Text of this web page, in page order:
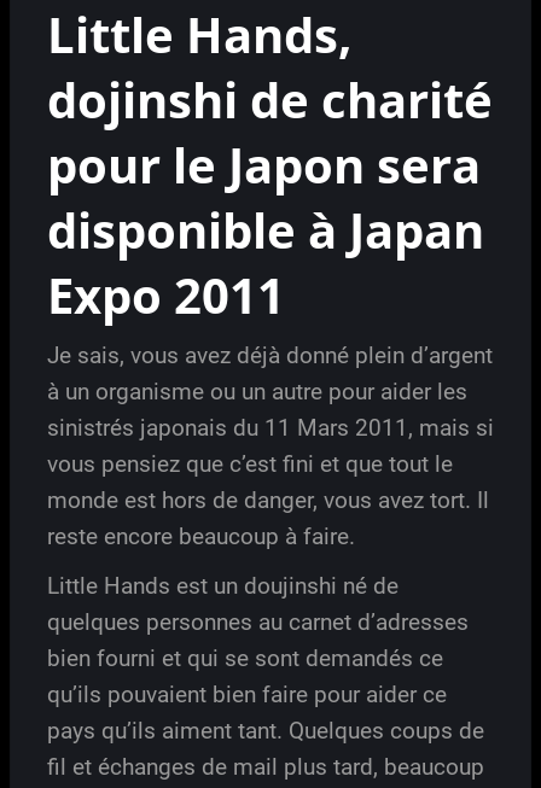
Little Hands,
dojinshi de charité
pour le Japon sera
disponible à Japan
Expo 2011
Je sais, vous avez déjà donné plein d’argent
à un organisme ou un autre pour aider les
sinistrés japonais du 11 Mars 2011, mais si
vous pensiez que c’est fini et que tout le
monde est hors de danger, vous avez tort. Il
reste encore beaucoup à faire.
Little Hands est un doujinshi né de
quelques personnes au carnet d’adresses
bien fourni et qui se sont demandés ce
qu’ils pouvaient bien faire pour aider ce
pays qu’ils aiment tant. Quelques coups de
fil et échanges de mail plus tard, beaucoup